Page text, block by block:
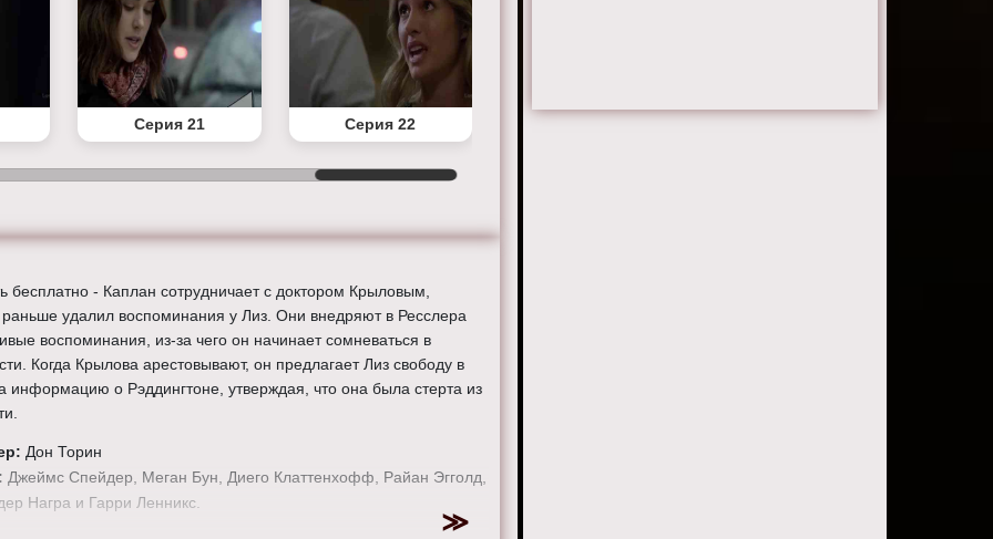
Серия 21 Серия 22
бесплатно - Каплан сотрудничает с доктором Крыловым,
раньше удалил воспоминания у Лиз. Они внедряют в Ресслера
воспоминания, из-за чего он начинает сомневаться в
Когда Крылова арестовывают, он предлагает Лиз свободу в
информацию о Рэддингтоне, утверждая, что она была стерта из
Дон Торин
Джеймс Спейдер, Меган Бун, Диего Клаттенхофф, Райан Эгголд,
Награ и Гарри Ленникс.